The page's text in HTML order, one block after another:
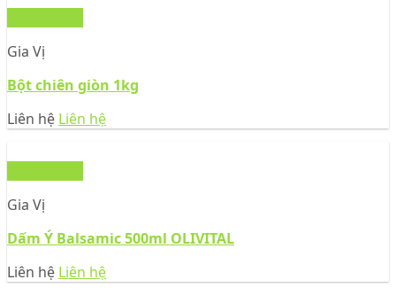
Gia Vị
Bột chiên giòn 1kg
Liên hệ Liên hệ
Gia Vị
Dấm Ý Balsamic 500ml OLIVITAL
Liên hệ Liên hệ